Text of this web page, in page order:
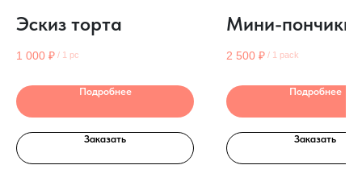
Эскиз торта
1 000 ₽ / 1 pc
Подробнее
Заказать
Мини-пончики
2 500 ₽ / 1 pack
Подробнее
Заказать